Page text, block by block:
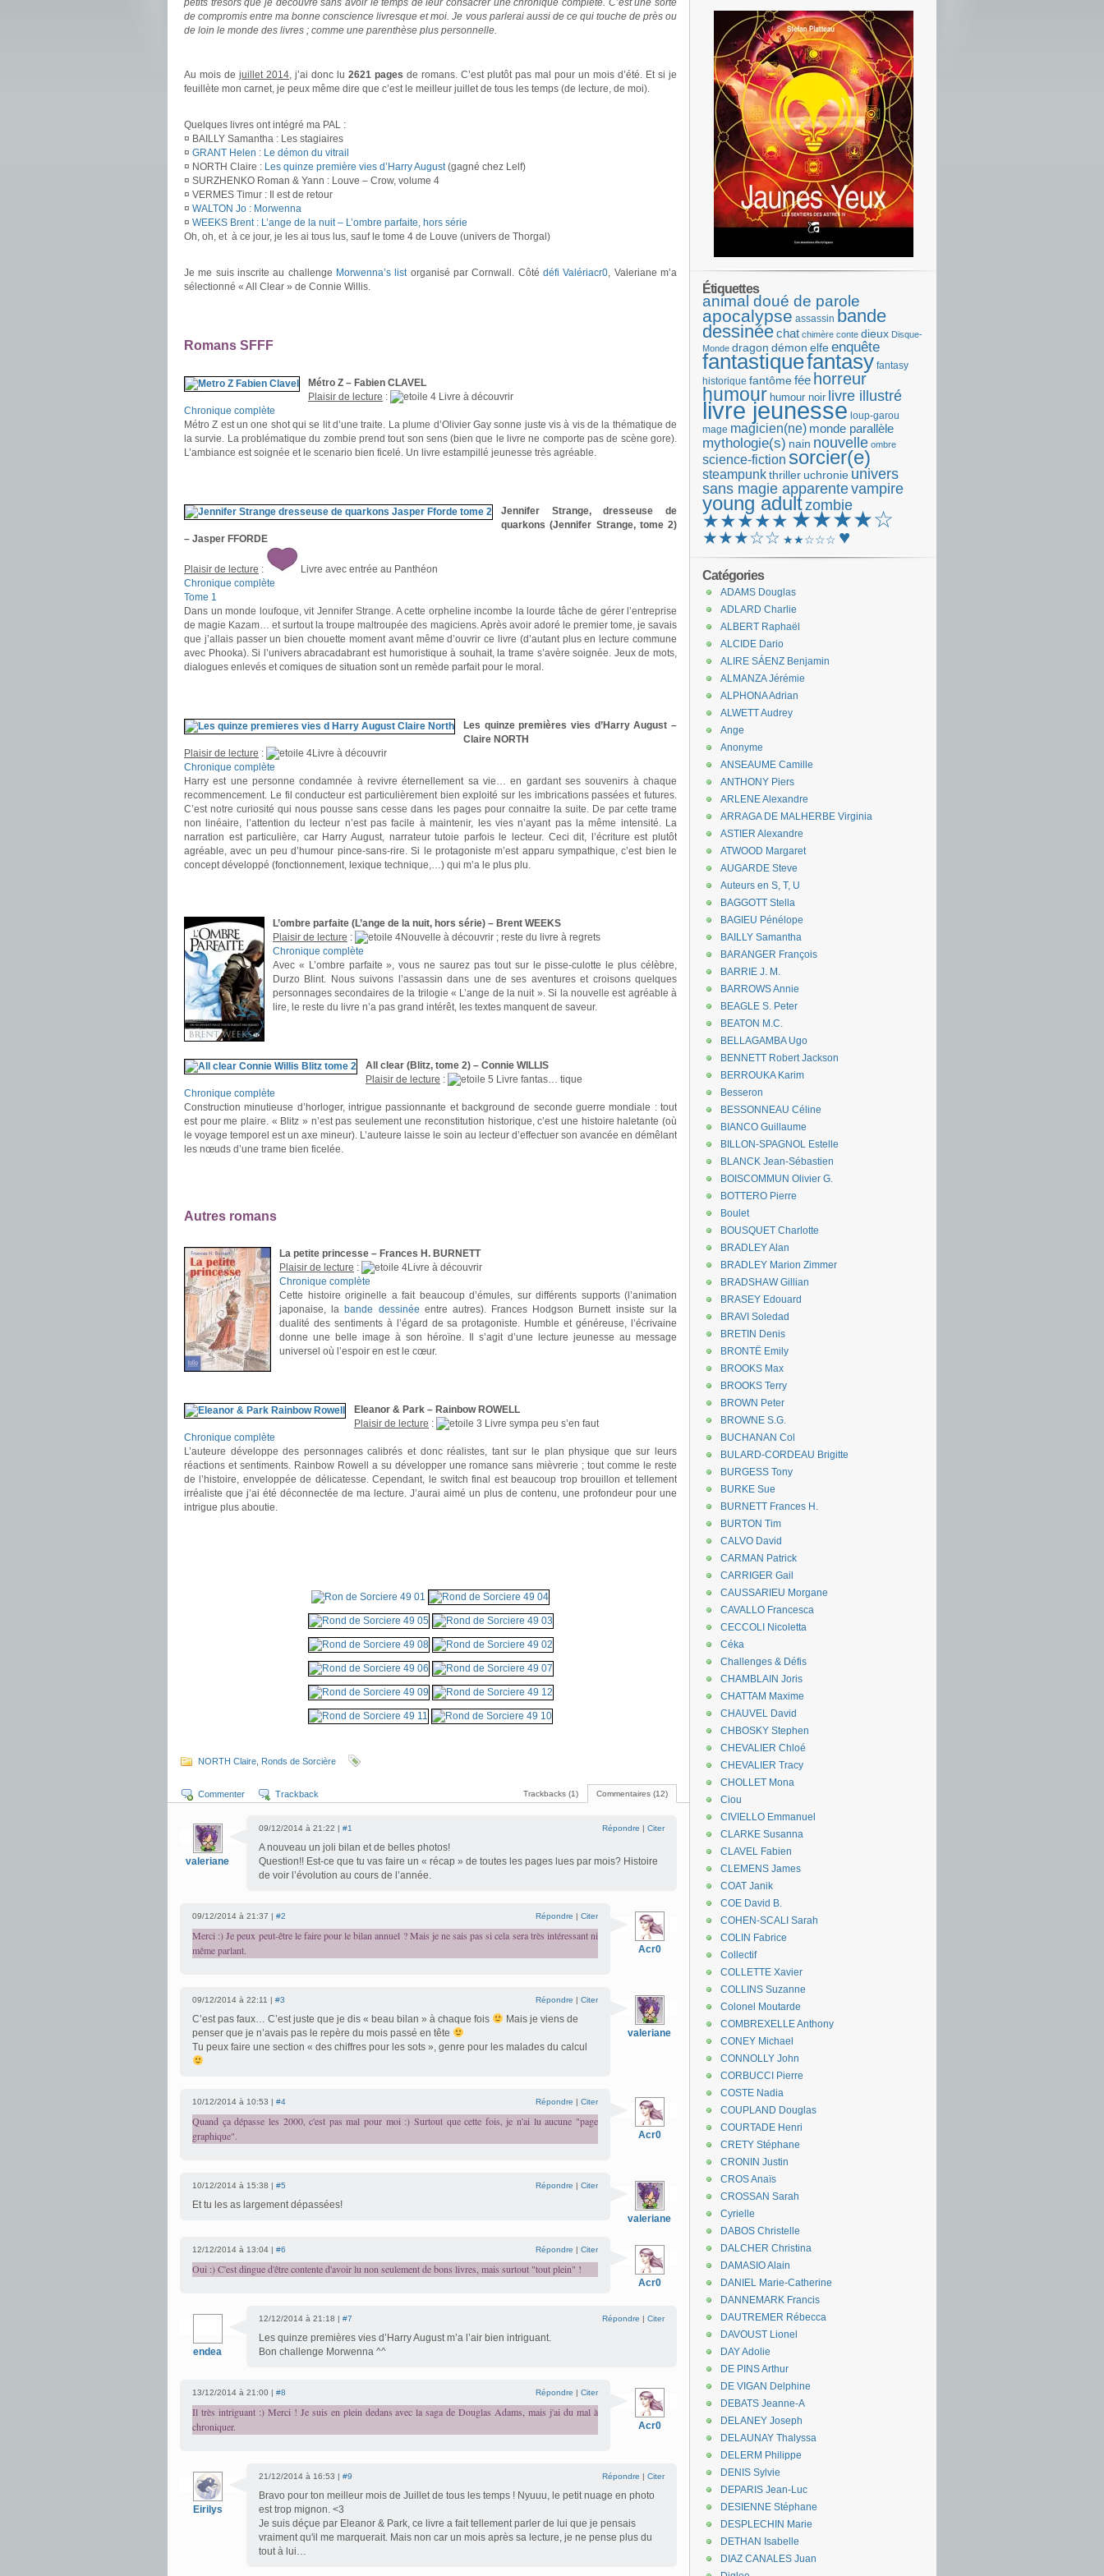
petits trésors que je découvre sans avoir le temps de leur consacrer une chronique complète. C’est une sorte
de compromis entre ma bonne conscience livresque et moi. Je vous parlerai aussi de ce qui touche de près ou
de loin le monde des livres ; comme une parenthèse plus personnelle.
Au mois de juillet 2014, j’ai donc lu 2621 pages de romans. C’est plutôt pas mal pour un mois d’été. Et si je
feuillète mon carnet, je peux même dire que c’est le meilleur juillet de tous les temps (de lecture, de moi).
Quelques livres ont intégré ma PAL :
¤ BAILLY Samantha : Les stagiaires
¤ GRANT Helen : Le démon du vitrail
¤ NORTH Claire : Les quinze première vies d’Harry August(gagné chez Lelf)
¤ SURZHENKO Roman & Yann : Louve – Crow, volume 4
¤ VERMES Timur : Il est de retour
¤ WALTON Jo : Morwenna
¤ WEEKS Brent : L’ange de la nuit – L’ombre parfaite, hors série
Oh, oh, et à ce jour, je les ai tous lus, sauf le tome 4 de Louve (univers de Thorgal)
Je me suis inscrite au challenge Morwenna’s listorganisé par Cornwall. Côtédéfi Valériacr0, Valeriane m’a
sélectionné « All Clear » de Connie Willis.
Romans SFFF
Métro Z – Fabien CLAVEL
Plaisir de lecture :
Livre à découvrir
Chronique complète
Métro Z est un one shot qui se lit d’une traite. La plume d’Olivier Gay sonne juste vis à vis de la thématique de
la survie. La problématique du zombie prend tout son sens (bien que le livre ne comporte pas de scène gore).
L’ambiance est soignée et le scenario bien ficelé. Un livre estampillé jeunesse très agréable.
Jennifer Strange, dresseuse de
quarkons (Jennifer Strange, tome 2)
– Jasper FFORDE
Plaisir de lecture :
Livre avec entrée au Panthéon
Chronique complète
Tome 1
Dans un monde loufoque, vit Jennifer Strange. A cette orpheline incombe la lourde tâche de gérer l’entreprise
de magie Kazam… et surtout la troupe maltroupée des magiciens. Après avoir adoré le premier tome, je savais
que j’allais passer un bien chouette moment avant même d’ouvrir ce livre (d’autant plus en lecture commune
avec Phooka). Si l’univers abracadabrant est humoristique à souhait, la trame s’avère soignée. Jeux de mots,
dialogues enlevés et comiques de situation sont un remède parfait pour le moral.
Les quinze premières vies d’Harry August –
Claire NORTH
Plaisir de lecture :
Livre à découvrir
Chronique complète
Harry est une personne condamnée à revivre éternellement sa vie… en gardant ses souvenirs à chaque
recommencement. Le fil conducteur est particulièrement bien exploité sur les imbrications passées et futures.
C’est notre curiosité qui nous pousse sans cesse dans les pages pour connaitre la suite. De par cette trame
non linéaire, l’attention du lecteur n’est pas facile à maintenir, les vies n’ayant pas la même intensité. La
narration est particulière, car Harry August, narrateur tutoie parfois le lecteur. Ceci dit, l’écriture est plutôt
agréable, avec un peu d’humour pince-sans-rire. Si le protagoniste m’est apparu sympathique, c’est bien le
concept développé (fonctionnement, lexique technique,…) qui m’a le plus plu.
L’ombre parfaite (L’ange de la nuit, hors série) – Brent WEEKS
Plaisir de lecture :
Nouvelle à découvrir ; reste du livre à regrets
Chronique complète
Avec « L’ombre parfaite », vous ne saurez pas tout sur le pisse-culotte le plus célèbre,
Durzo Blint. Nous suivons l’assassin dans une de ses aventures et croisons quelques
personnages secondaires de la trilogie « L’ange de la nuit ». Si la nouvelle est agréable à
lire, le reste du livre n’a pas grand intérêt, les textes manquent de saveur.
All clear (Blitz, tome 2) – Connie WILLIS
Plaisir de lecture :
Livre fantas… tique
Chronique complète
Construction minutieuse d’horloger, intrigue passionnante et background de seconde guerre mondiale : tout
est pour me plaire. « Blitz » n’est pas seulement une reconstitution historique, c’est une histoire haletante (où
le voyage temporel est un axe mineur). L’auteure laisse le soin au lecteur d’effectuer son avancée en démêlant
les nœuds d’une trame bien ficelée.
Autres romans
La petite princesse – Frances H. BURNETT
Plaisir de lecture :
Livre à découvrir
Chronique complète
Cette histoire originelle a fait beaucoup d’émules, sur différents supports (l’animation
japonaise, la bande dessinée entre autres). Frances Hodgson Burnett insiste sur la
dualité des sentiments à l’égard de sa protagoniste. Humble et généreuse, l’écrivaine
donne une belle image à son héroïne. Il s’agit d’une lecture jeunesse au message
universel où l’espoir en est le cœur.
Eleanor & Park – Rainbow ROWELL
Plaisir de lecture :
Livre sympa peu s’en faut
Chronique complète
L’auteure développe des personnages calibrés et donc réalistes, tant sur le plan physique que sur leurs
réactions et sentiments. Rainbow Rowell a su développer une romance sans mièvrerie ; tout comme le reste
de l’histoire, enveloppée de délicatesse. Cependant, le switch final est beaucoup trop brouillon et tellement
irréaliste que j’ai été déconnectée de ma lecture. J’aurai aimé un plus de contenu, une profondeur pour une
intrigue plus aboutie.
NORTH Claire Ronds de Sorcière
Commentaires (12)
Trackbacks (1)
Commenter Trackback
valeriane
09/12/2014 à 21:22 | #1 Répondre | Citer
A nouveau un joli bilan et de belles photos!
Question!! Est-ce que tu vas faire un « récap » de toutes les pages lues par mois? Histoire
de voir l’évolution au cours de l’année.
Acr0
09/12/2014 à 21:37 | #2 Répondre | Citer
Merci :) Je peux peut-être le faire pour le bilan annuel ? Mais je ne sais pas si cela sera très intéressant ni
même parlant.
valeriane
09/12/2014 à 22:11 | #3 Répondre | Citer
C’est pas faux… C’est juste que je dis « beau bilan » à chaque fois
Mais je viens de
penser que je n’avais pas le repère du mois passé en tête
Tu peux faire une section « des chiffres pour les sots », genre pour les malades du calcul
Acr0
10/12/2014 à 10:53 | #4 Répondre | Citer
Quand ça dépasse les 2000, c'est pas mal pour moi :) Surtout que cette fois, je n'ai lu aucune "page
graphique".
valeriane
10/12/2014 à 15:38 | #5 Répondre | Citer
Et tu les as largement dépassées!
Acr0
12/12/2014 à 13:04 | #6 Répondre | Citer
Oui :) C'est dingue d'être contente d'avoir lu non seulement de bons livres, mais surtout "tout plein" !
endea
12/12/2014 à 21:18 | #7 Répondre | Citer
Les quinze premières vies d’Harry August m’a l’air bien intriguant.
Bon challenge Morwenna ^^
Acr0
13/12/2014 à 21:00 | #8 Répondre | Citer
Il très intriguant :) Merci ! Je suis en plein dedans avec la saga de Douglas Adams, mais j'ai du mal à
chroniquer.
Eirilys
21/12/2014 à 16:53 | #9 Répondre | Citer
Bravo pour ton meilleur mois de Juillet de tous les temps ! Nyuuu, le petit nuage en photo
est trop mignon. <3
Je suis déçue par Eleanor & Park, ce livre a fait tellement parler de lui que je pensais
vraiment qu'il me marquerait. Mais non car un mois après sa lecture, je ne pense plus du
tout à lui…
Étiquettes
animal doué de parole
apocalypse assassin bande
dessinéechat chimère conte dieux Disque-
Monde dragon démon elfeenquête
fantastiquefantasy fantasy
historique fantômefée horreur
humour humour noir livre illustré
livre jeunesse loup-garou
mage magicien(ne) monde parallèle
mythologie(s) nain nouvelle ombre
science-fiction sorcier(e)
steampunkthriller uchronie univers
sans magie apparentevampire
young adultzombie
★★★★★ ★★★★☆
★★★☆☆ ★★☆☆☆ ♥
Catégories
ADAMS Douglas
ADLARD Charlie
ALBERT Raphaël
ALCIDE Dario
ALIRE SÁENZ Benjamin
ALMANZA Jérémie
ALPHONA Adrian
ALWETT Audrey
Ange
Anonyme
ANSEAUME Camille
ANTHONY Piers
ARLENE Alexandre
ARRAGA DE MALHERBE Virginia
ASTIER Alexandre
ATWOOD Margaret
AUGARDE Steve
Auteurs en S, T, U
BAGGOTT Stella
BAGIEU Pénélope
BAILLY Samantha
BARANGER François
BARRIE J. M.
BARROWS Annie
BEAGLE S. Peter
BEATON M.C.
BELLAGAMBA Ugo
BENNETT Robert Jackson
BERROUKA Karim
Besseron
BESSONNEAU Céline
BIANCO Guillaume
BILLON-SPAGNOL Estelle
BLANCK Jean-Sébastien
BOISCOMMUN Olivier G.
BOTTERO Pierre
Boulet
BOUSQUET Charlotte
BRADLEY Alan
BRADLEY Marion Zimmer
BRADSHAW Gillian
BRASEY Edouard
BRAVI Soledad
BRETIN Denis
BRONTË Emily
BROOKS Max
BROOKS Terry
BROWN Peter
BROWNE S.G.
BUCHANAN Col
BULARD-CORDEAU Brigitte
BURGESS Tony
BURKE Sue
BURNETT Frances H.
BURTON Tim
CALVO David
CARMAN Patrick
CARRIGER Gail
CAUSSARIEU Morgane
CAVALLO Francesca
CECCOLI Nicoletta
Céka
Challenges & Défis
CHAMBLAIN Joris
CHATTAM Maxime
CHAUVEL David
CHBOSKY Stephen
CHEVALIER Chloé
CHEVALIER Tracy
CHOLLET Mona
Ciou
CIVIELLO Emmanuel
CLARKE Susanna
CLAVEL Fabien
CLEMENS James
COAT Janik
COE David B.
COHEN-SCALI Sarah
COLIN Fabrice
Collectif
COLLETTE Xavier
COLLINS Suzanne
Colonel Moutarde
COMBREXELLE Anthony
CONEY Michael
CONNOLLY John
CORBUCCI Pierre
COSTE Nadia
COUPLAND Douglas
COURTADE Henri
CRETY Stéphane
CRONIN Justin
CROS Anaïs
CROSSAN Sarah
Cyrielle
DABOS Christelle
DALCHER Christina
DAMASIO Alain
DANIEL Marie-Catherine
DANNEMARK Francis
DAUTREMER Rébecca
DAVOUST Lionel
DAY Adolie
DE PINS Arthur
DE VIGAN Delphine
DEBATS Jeanne-A
DELANEY Joseph
DELAUNAY Thalyssa
DELERM Philippe
DENIS Sylvie
DEPARIS Jean-Luc
DESIENNE Stéphane
DESPLECHIN Marie
DETHAN Isabelle
DIAZ CANALES Juan